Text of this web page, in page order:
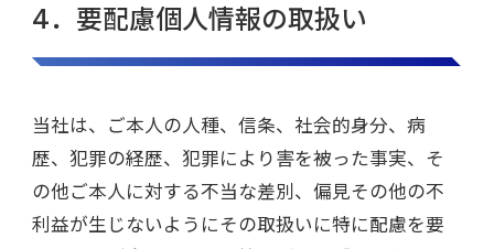
4．要配慮個人情報の取扱い
当社は、ご本人の人種、信条、社会的身分、病
歴、犯罪の経歴、犯罪により害を被った事実、そ
の他ご本人に対する不当な差別、偏見その他の不
利益が生じないようにその取扱いに特に配慮を要